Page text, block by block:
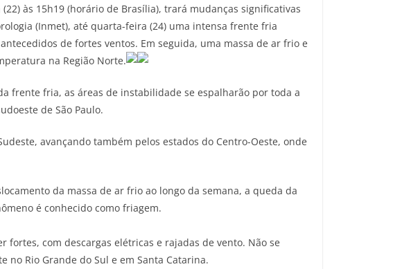
às 15h19 (horário de Brasília), trará mudanças significativas
(Inmet), até quarta-feira (24) uma intensa frente fria
de fortes ventos. Em seguida, uma massa de ar frio e
na Região Norte.
frente fria, as áreas de instabilidade se espalharão por toda a
de São Paulo.
avançando também pelos estados do Centro-Oeste, onde
da massa de ar frio ao longo da semana, a queda da
é conhecido como friagem.
fortes, com descargas elétricas e rajadas de vento. Não se
Rio Grande do Sul e em Santa Catarina.